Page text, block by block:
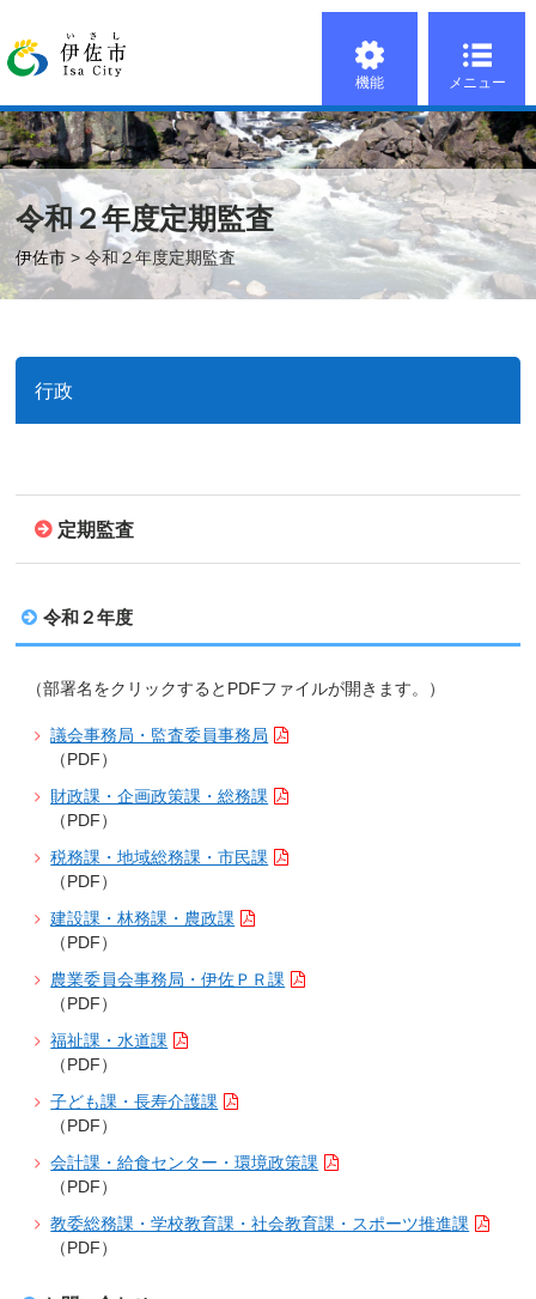
機能 メニュー
令和２年度定期監査
伊佐市 > 令和２年度定期監査
行政
定期監査
令和２年度
（部署名をクリックするとPDFファイルが開きます。）
議会事務局・監査委員事務局
（PDF）
財政課・企画政策課・総務課
（PDF）
税務課・地域総務課・市民課
（PDF）
建設課・林務課・農政課
（PDF）
農業委員会事務局・伊佐ＰＲ課
（PDF）
福祉課・水道課
（PDF）
子ども課・長寿介護課
（PDF）
会計課・給食センター・環境政策課
（PDF）
教委総務課・学校教育課・社会教育課・スポーツ推進課
（PDF）